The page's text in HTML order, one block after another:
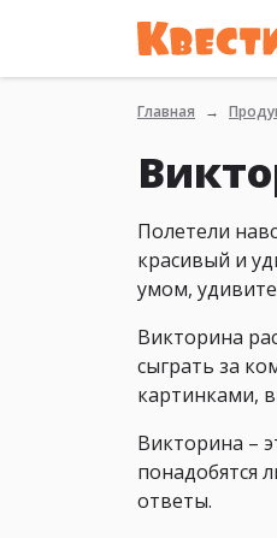
Главная
Полетели
красивый и
умом,
Викторина
сыграть за
картинками,
Викторина –
понадобятся
ответы.